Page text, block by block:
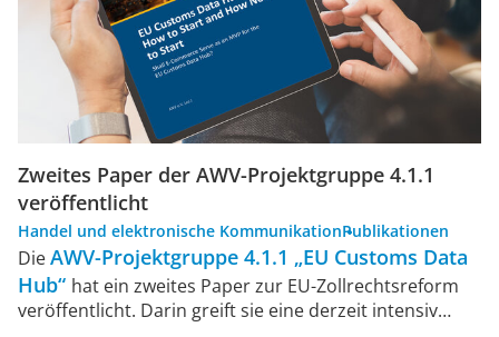
Zweites Paper der AWV-Projektgruppe 4.1.1
veröffentlicht
Handel und elektronische KommunikationPublikationen
DieAWV-Projektgruppe 4.1.1 „EU Customs Data
Hub“ hat ein zweites Paper zur EU-Zollrechtsreform
veröffentlicht. Darin greift sie eine derzeit intensiv…